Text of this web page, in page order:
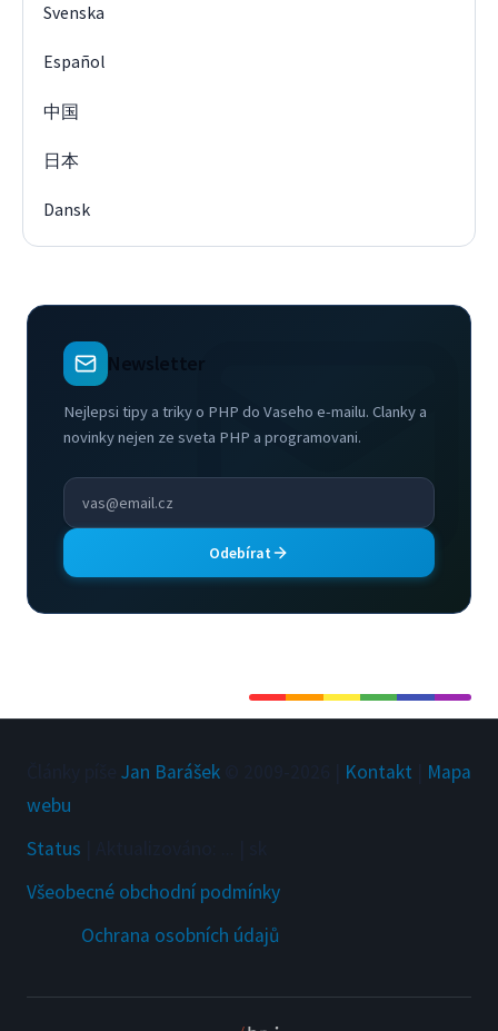
Svenska
Español
中国
日本
Dansk
Newsletter
Nejlepsi tipy a triky o PHP do Vaseho e-mailu. Clanky a
novinky nejen ze sveta PHP a programovani.
Odebírat
Jan Barášek Kontakt
Mapa
webu
Status
Všeobecné obchodní podmínky
Ochrana osobních údajů